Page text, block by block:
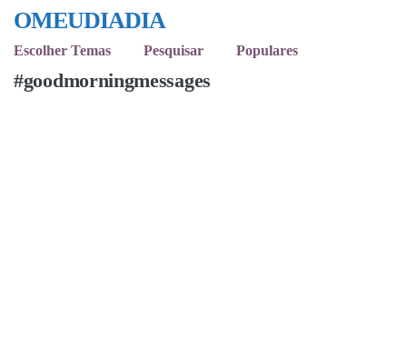
OMEUDIADIA
Escolher Temas Pesquisar Populares
#goodmorningmessages